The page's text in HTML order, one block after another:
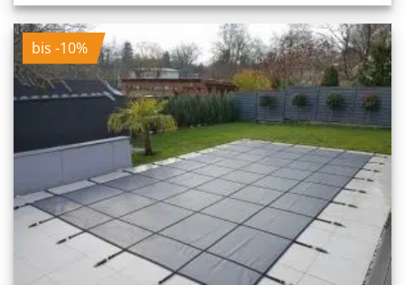
bis -10%